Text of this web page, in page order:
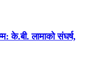
के.बी. लामाको संघर्ष,